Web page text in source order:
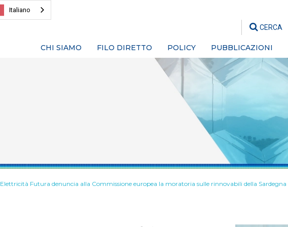
Italiano
CERCA
CHI SIAMO FILO DIRETTO POLICY PUBBLICAZIONI
Elettricità Futura denuncia alla Commissione europea la moratoria sulle rinnovabili della Sardegna